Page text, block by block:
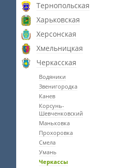
Тернопольская
Харьковская
Херсонская
Хмельницкая
Черкасская
Водяники
Звенигородка
Канев
Корсунь-
Шевченковский
Маньковка
Прохоровка
Смела
Умань
Черкассы